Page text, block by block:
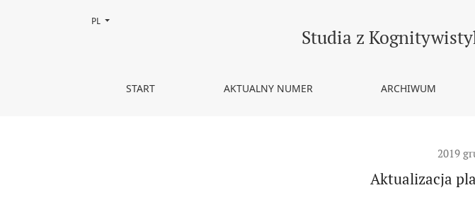
Aktualizacja platformy PRESSto Studia z
START AKTUALNY NUMER ARCHIWUM
Zmień język, obecnie wybrany to:
PL
2019
Aktualizacja